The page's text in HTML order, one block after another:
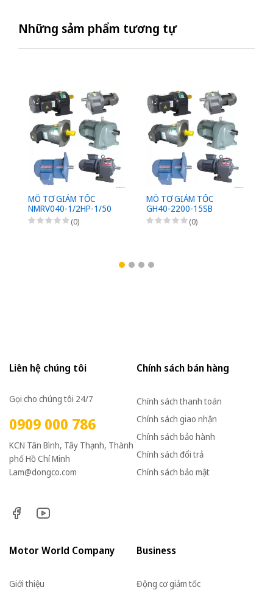
Những sảm phẩm tương tự
MÔ TƠ GIẢM TỐC
NMRV040-1/2HP-1/50
(0)
MÔ TƠ GIẢM TỐC
GH40-2200-15SB
(0)
Liên hệ chúng tôi
Gọi cho chúng tôi 24/7
0909 000 786
KCN Tân Bình, Tây Thạnh, Thành
phố Hồ Chí Minh
Lam@dongco.com
Chính sách bán hàng
Chính sách thanh toán
Chính sách giao nhận
Chính sách bảo hành
Chính sách đổi trả
Chính sách bảo mật
Motor World Company
Giới thiệu
Business
Động cơ giảm tốc